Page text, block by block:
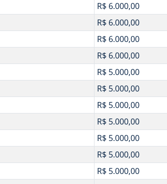
R$ 6.000,00
R$ 6.000,00
R$ 6.000,00
R$ 6.000,00
R$ 5.000,00
R$ 5.000,00
R$ 5.000,00
R$ 5.000,00
R$ 5.000,00
R$ 5.000,00
R$ 5.000,00